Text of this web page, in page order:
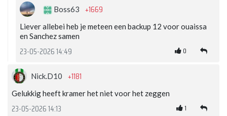
Boss63 +1669
Liever allebei heb je meteen een backup 12 voor ouaissa
en Sanchez samen
23-05-2026 14:49 0
Nick.D10 +1181
Gelukkig heeft kramer het niet voor het zeggen
23-05-2026 14:13 1